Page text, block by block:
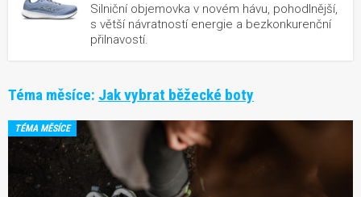
Silniční objemovka v novém hávu, pohodlnější,
s větší návratností energie a bezkonkurenční
přilnavostí.
Téma měsíce: Jak vybrat běžecké boty
TÉMA MĚSÍCE